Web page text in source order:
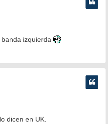
izquierda
dicen en UK.